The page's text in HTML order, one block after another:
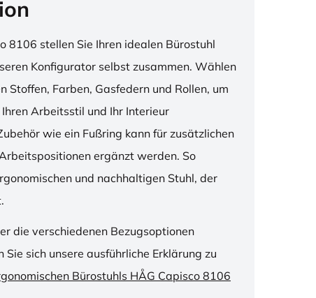
8106 stellen Sie Ihren idealen Bürostuhl
Konfigurator selbst zusammen. Wählen
Stoffen, Farben, Gasfedern und Rollen, um
Arbeitsstil und Ihr Interieur
wie ein Fußring kann für zusätzlichen
ergänzt werden. So
und nachhaltigen Stuhl, der
die verschiedenen Bezugsoptionen
Sie sich unsere ausführliche Erklärung zu
Bürostuhls HÅG Capisco 8106